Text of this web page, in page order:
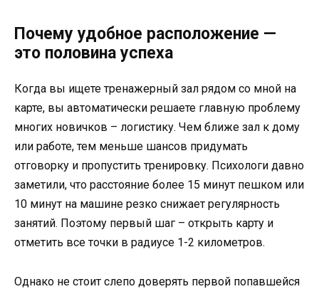
Почему удобное расположение —
это половина успеха
Когда вы ищете тренажерный зал рядом со мной на
карте, вы автоматически решаете главную проблему
многих новичков – логистику. Чем ближе зал к дому
или работе, тем меньше шансов придумать
отговорку и пропустить тренировку. Психологи давно
заметили, что расстояние более 15 минут пешком или
10 минут на машине резко снижает регулярность
занятий. Поэтому первый шаг – открыть карту и
отметить все точки в радиусе 1-2 километров.
Однако не стоит слепо доверять первой попавшейся